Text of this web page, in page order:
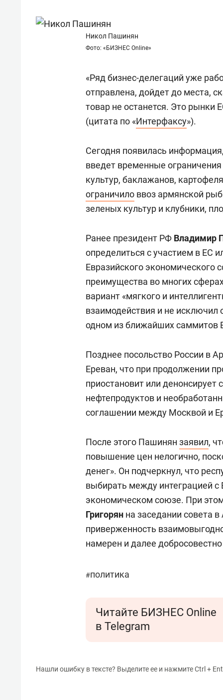
Никол Пашинян
Фото: «БИЗНЕС Online»
«Ряд бизнес-делегаций уже
отправлена, дойдет до места,
товар не останется. Это рынки
(цитата по «Интерфаксу»).
Сегодня появилась
введет временные
культур, баклажанов,
ограничило ввоз армянской
зеленых культур и клубники,
Ранее президент РФ Владимир
определиться с участием в ЕС
Евразийского экономического
преимущества во многих
вариант «мягкого и
взаимодействия и не
одном из ближайших саммитов
Позднее посольство России в
Ереван, что при продолжении
приостановит или денонсирует
нефтепродуктов и
соглашении между Москвой и
После этого Пашинян заявил,
повышение цен нелогично,
денег». Он подчеркнул, что
выбирать между интеграцией
экономическом союзе. При
Григорян на заседании совета
приверженность
намерен и далее
#политика
Читайте БИЗНЕС Online
в Telegram
Нашли ошибку в тексте? Выделите ее и нажмите Ctrl +
с ментальным и физическим
состоянием как основа
антихрупких команд